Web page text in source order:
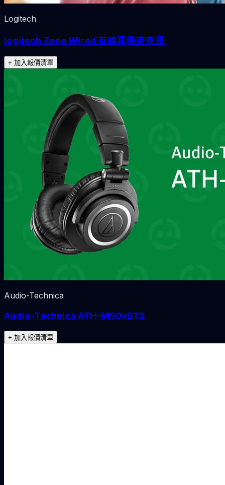
Logitech
logitech Zone Wired 有線耳機麥克風
+ 加入報價清單
Audio-Technica
Audio-Technica ATH-M50xBT2
+ 加入報價清單